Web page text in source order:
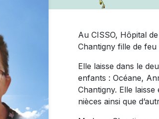
Au CISSO, Hôpital
Chantigny fille de
Elle laisse dans le
enfants : Océane,
Chantigny. Elle
nièces ainsi que